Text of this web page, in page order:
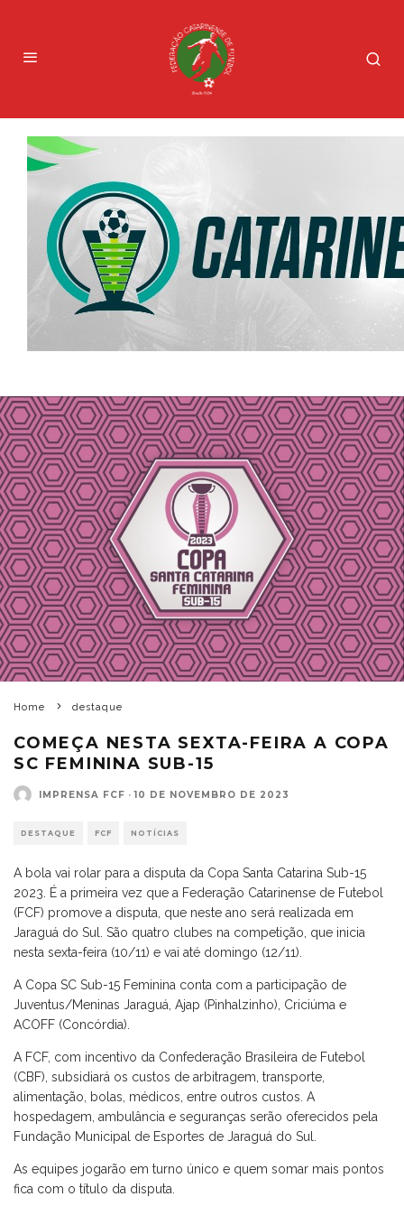
Home destaque
COMEÇA NESTA SEXTA-FEIRA A COPA
SC FEMININA SUB-15
IMPRENSA FCF · 10 DE NOVEMBRO DE 2023
DESTAQUE FCF NOTÍCIAS
A bola vai rolar para a disputa da Copa Santa Catarina Sub-15
2023. É a primeira vez que a Federação Catarinense de Futebol
(FCF) promove a disputa, que neste ano será realizada em
Jaraguá do Sul. São quatro clubes na competição, que inicia
nesta sexta-feira (10/11) e vai até domingo (12/11).
A Copa SC Sub-15 Feminina conta com a participação de
Juventus/Meninas Jaraguá, Ajap (Pinhalzinho), Criciúma e
ACOFF (Concórdia).
A FCF, com incentivo da Confederação Brasileira de Futebol
(CBF), subsidiará os custos de arbitragem, transporte,
alimentação, bolas, médicos, entre outros custos. A
hospedagem, ambulância e seguranças serão oferecidos pela
Fundação Municipal de Esportes de Jaraguá do Sul.
As equipes jogarão em turno único e quem somar mais pontos
fica com o título da disputa.